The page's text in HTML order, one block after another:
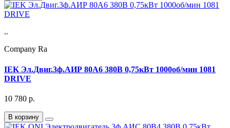
..
Company Ra
IEK Эл.Двиг.3ф.АИР 80A6 380В 0,75кВт 1000об/мин 1081
DRIVE
10 780 р.
В корзину